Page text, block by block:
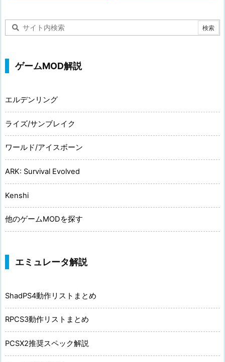
ゲームMOD解説
エルデンリング
ライズ/サンブレイク
ワールド/アイスボーン
ARK: Survival Evolved
Kenshi
他のゲームMODを探す
エミュレータ解説
ShadPS4動作リストまとめ
RPCS3動作リストまとめ
PCSX2推奨スペック解説